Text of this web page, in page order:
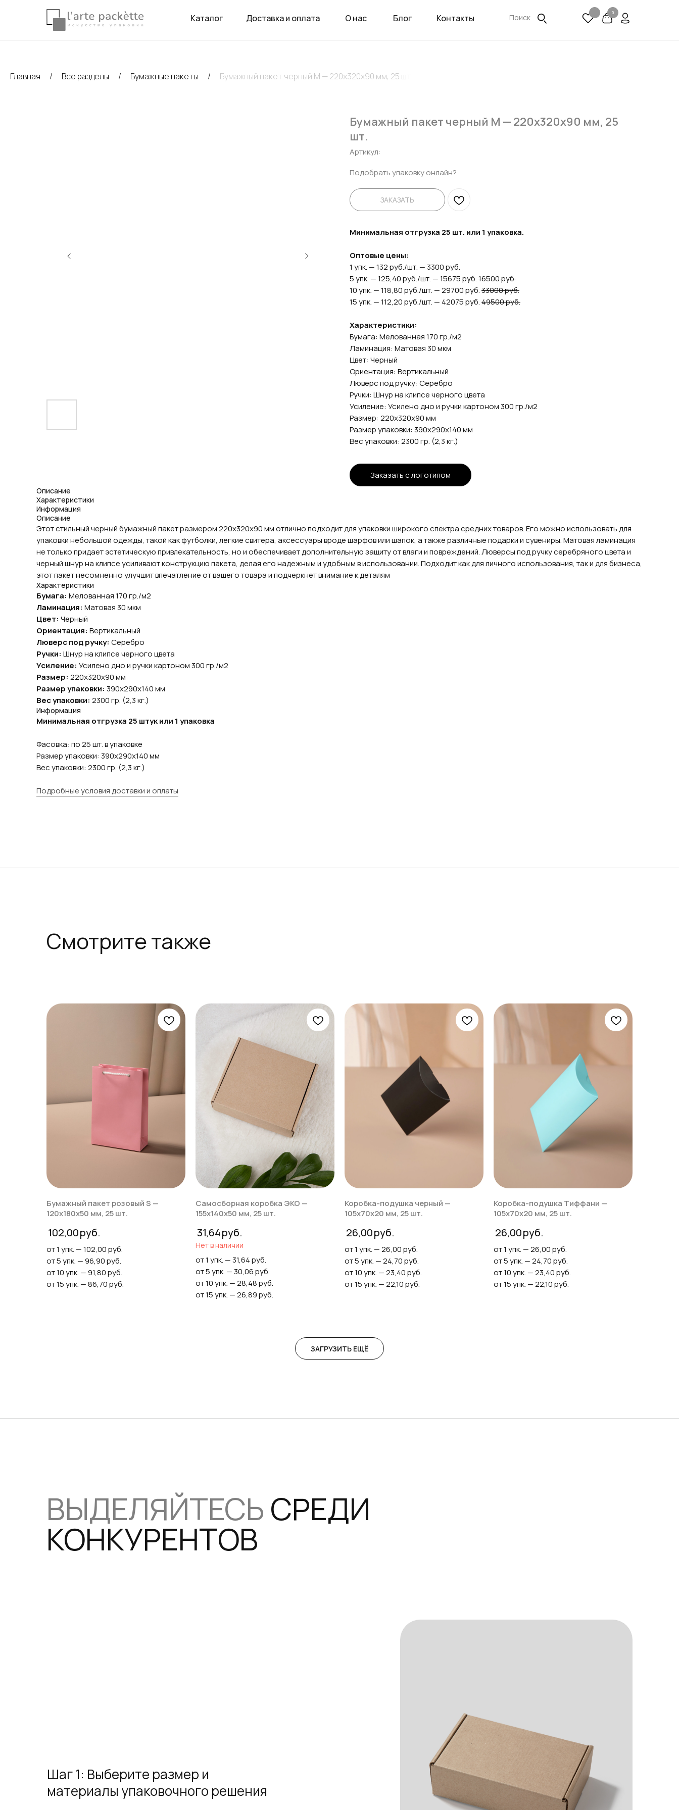
Поиск
Каталог Доставка и оплата Контакты
О нас Блог
0
Главная Все разделы Бумажные пакеты Бумажный пакет черный М — 220х320х90 мм, 25 шт.
Бумажный пакет черный М — 220х320х90 мм, 25
шт.
Артикул:
Подобрать упаковку онлайн?
ЗАКАЗАТЬ
Минимальная отгрузка 25 шт. или 1 упаковка.
Оптовые цены:
1 упк. — 132 руб./шт. — 3300 руб.
5 упк. — 125,40 руб./шт. — 15675 руб.16500 руб.
10 упк. — 118,80 руб./шт. — 29700 руб.33000 руб.
15 упк. — 112,20 руб./шт. — 42075 руб.49500 руб.
Характеристики:
Бумага: Мелованная 170 гр./м2
Ламинация: Матовая 30 мкм
Цвет: Черный
Ориентация: Вертикальный
Люверс под ручку: Серебро
Ручки: Шнур на клипсе черного цвета
Усиление: Усилено дно и ручки картоном 300 гр./м2
Размер: 220х320х90 мм
Размер упаковки: 390х290х140 мм
Вес упаковки: 2300 гр. (2,3 кг.)
Заказать с логотипом
Описание
Характеристики
Информация
Описание
Этот стильный черный бумажный пакет размером 220х320х90 мм отлично подходит для упаковки широкого спектра средних товаров. Его можно использовать для
упаковки небольшой одежды, такой как футболки, легкие свитера, аксессуары вроде шарфов или шапок, а также различные подарки и сувениры. Матовая ламинация
не только придает эстетическую привлекательность, но и обеспечивает дополнительную защиту от влаги и повреждений. Люверсы под ручку серебряного цвета и
черный шнур на клипсе усиливают конструкцию пакета, делая его надежным и удобным в использовании. Подходит как для личного использования, так и для бизнеса,
этот пакет несомненно улучшит впечатление от вашего товара и подчеркнет внимание к деталям
Характеристики
Бумага: Мелованная 170 гр./м2
Ламинация: Матовая 30 мкм
Цвет: Черный
Ориентация: Вертикальный
Люверс под ручку: Серебро
Ручки: Шнур на клипсе черного цвета
Усиление: Усилено дно и ручки картоном 300 гр./м2
Размер: 220х320х90 мм
Размер упаковки: 390х290х140 мм
Вес упаковки: 2300 гр. (2,3 кг.)
Информация
Минимальная отгрузка 25 штук или 1 упаковка
Фасовка: по 25 шт. в упаковке
Размер упаковки: 390х290х140 мм
Вес упаковки: 2300 гр. (2,3 кг.)
Подробные условия доставки и оплаты
Смотрите также
Бумажный пакет розовый S —
120х180х50 мм, 25 шт.
102,00
от 1 упк. — 102,00 руб.
от 5 упк. — 96,90 руб.
от 10 упк. — 91,80 руб.
от 15 упк. — 86,70 руб.
Самосборная коробка ЭКО —
155x140x50 мм, 25 шт.
31,64
Нет в наличии
от 1 упк. — 31,64 руб.
от 5 упк. — 30,06 руб.
от 10 упк. — 28,48 руб.
от 15 упк. — 26,89 руб.
Коробка-подушка черный —
105х70х20 мм, 25 шт.
26,00
от 1 упк. — 26,00 руб.
от 5 упк. — 24,70 руб.
от 10 упк. — 23,40 руб.
от 15 упк. — 22,10 руб.
Коробка-подушка Тиффани —
105х70х20 мм, 25 шт.
26,00
от 1 упк. — 26,00 руб.
от 5 упк. — 24,70 руб.
от 10 упк. — 23,40 руб.
от 15 упк. — 22,10 руб.
ЗАГРУЗИТЬ ЕЩЁ
ВЫДЕЛЯЙТЕСЬСРЕДИ
КОНКУРЕНТОВ
Шаг 1: Выберите размер и
материалы упаковочного решения